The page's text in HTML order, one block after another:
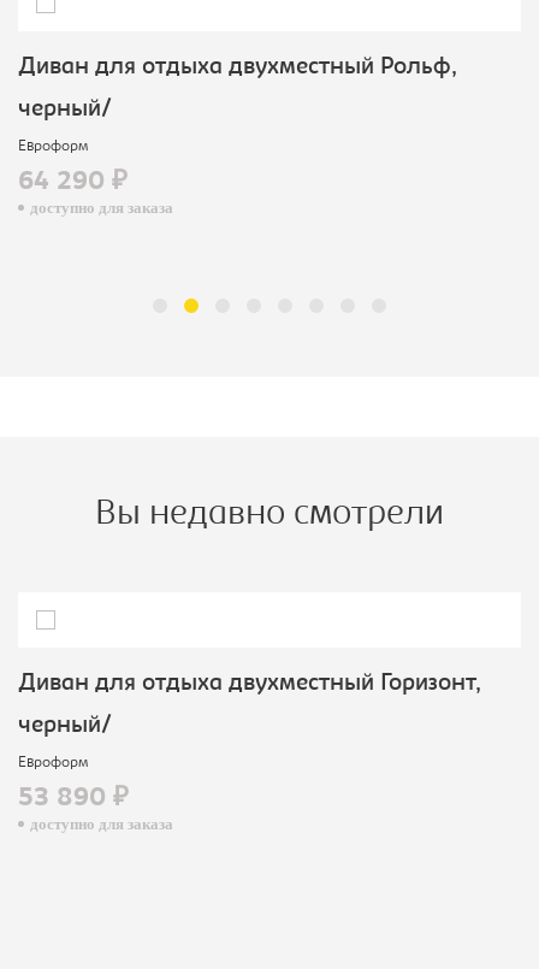
Диван для отдыха двухместный Рольф,
черный/
Евроформ
64 290 ₽
доступно для заказа
Вы недавно смотрели
Диван для отдыха двухместный Горизонт,
черный/
Евроформ
53 890 ₽
доступно для заказа